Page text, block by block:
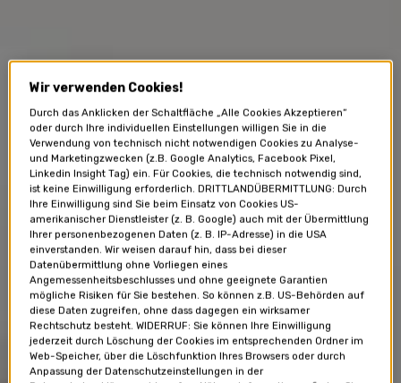
Wir verwenden Cookies!
Durch das Anklicken der Schaltfläche „Alle Cookies Akzeptieren“
oder durch Ihre individuellen Einstellungen willigen Sie in die
Verwendung von technisch nicht notwendigen Cookies zu Analyse-
und Marketingzwecken (z.B. Google Analytics, Facebook Pixel,
Linkedin Insight Tag) ein. Für Cookies, die technisch notwendig sind,
ist keine Einwilligung erforderlich. DRITTLANDÜBERMITTLUNG: Durch
Ihre Einwilligung sind Sie beim Einsatz von Cookies US-
amerikanischer Dienstleister (z. B. Google) auch mit der Übermittlung
Ihrer personenbezogenen Daten (z. B. IP-Adresse) in die USA
einverstanden. Wir weisen darauf hin, dass bei dieser
Datenübermittlung ohne Vorliegen eines
Angemessenheitsbeschlusses und ohne geeignete Garantien
mögliche Risiken für Sie bestehen. So können z.B. US-Behörden auf
diese Daten zugreifen, ohne dass dagegen ein wirksamer
Rechtschutz besteht. WIDERRUF: Sie können Ihre Einwilligung
jederzeit durch Löschung der Cookies im entsprechenden Ordner im
Web-Speicher, über die Löschfunktion Ihres Browsers oder durch
Anpassung der Datenschutzeinstellungen in der